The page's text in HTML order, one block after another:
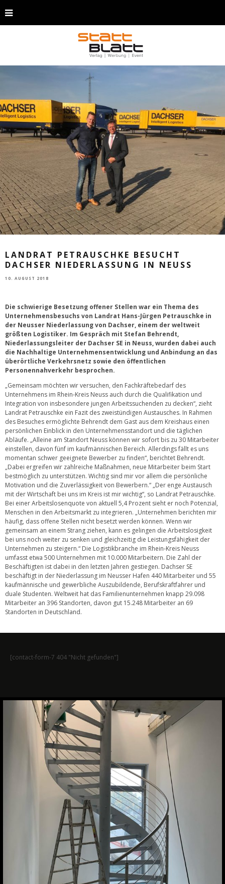
LANDRAT PETRAUSCHKE BESUCHT
DACHSER NIEDERLASSUNG IN NEUSS
10. AUGUST 2018
Die schwierige Besetzung offener Stellen war ein Thema des
Unternehmensbesuchs von Landrat Hans-Jürgen Petrauschke in
der Neusser Niederlassung von Dachser, einem der weltweit
größten Logistiker. Im Gespräch mit Stefan Behrendt,
Niederlassungsleiter der Dachser SE in Neuss, wurden dabei auch
die Nachhaltige Unternehmensentwicklung und Anbindung an das
überörtliche Verkehrsnetz sowie den öffentlichen
Personennahverkehr besprochen.
„Gemeinsam möchten wir versuchen, den Fachkräftebedarf des
Unternehmens im Rhein-Kreis Neuss auch durch die Qualifikation und
Integration von insbesondere jungen Arbeitssuchenden zu decken“, zieht
Landrat Petrauschke ein Fazit des zweistündigen Austausches. In Rahmen
des Besuches ermöglichte Behrendt dem Gast aus dem Kreishaus einen
persönlichen Einblick in den Unternehmensstandort und die täglichen
Abläufe. „Alleine am Standort Neuss können wir sofort bis zu 30 Mitarbeiter
einstellen, davon fünf im kaufmännischen Bereich. Allerdings fällt es uns
momentan schwer geeignete Bewerber zu finden“, berichtet Behrendt.
„Dabei ergreifen wir zahlreiche Maßnahmen, neue Mitarbeiter beim Start
bestmöglich zu unterstützen. Wichtig sind mir vor allem die persönliche
Motivation und die Zuverlässigkeit von Bewerbern.“ „Der enge Austausch
mit der Wirtschaft bei uns im Kreis ist mir wichtig“, so Landrat Petrauschke.
Bei einer Arbeitslosenquote von aktuell 5,4 Prozent sieht er noch Potenzial,
Menschen in den Arbeitsmarkt zu integrieren. „Unternehmen berichten mir
häufig, dass offene Stellen nicht besetzt werden können. Wenn wir
gemeinsam an einem Strang ziehen, kann es gelingen die Arbeitslosigkeit
bei uns noch weiter zu senken und gleichzeitig die Leistungsfähigkeit der
Unternehmen zu steigern.“ Die Logistikbranche im Rhein-Kreis Neuss
umfasst etwa 500 Unternehmen mit 10.000 Mitarbeitern. Die Zahl der
Beschäftigten ist dabei in den letzten Jahren gestiegen. Dachser SE
beschäftigt in der Niederlassung im Neusser Hafen 440 Mitarbeiter und 55
kaufmännische und gewerbliche Auszubildende, Berufskraftfahrer und
duale Studenten. Weltweit hat das Familienunternehmen knapp 29.098
Mitarbeiter an 396 Standorten, davon gut 15.248 Mitarbeiter an 69
Standorten in Deutschland.
[contact-form-7 404 "Nicht gefunden"]